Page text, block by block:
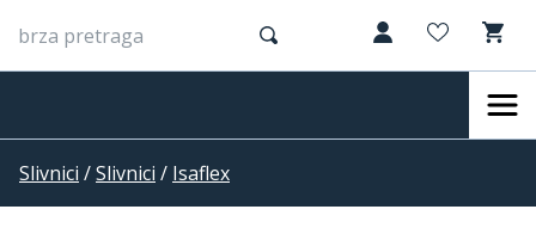
Slivnici /Slivnici / Isaflex